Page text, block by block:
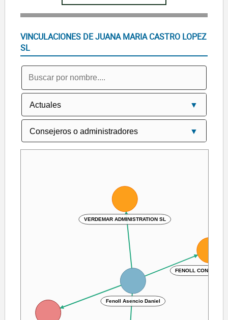
VINCULACIONES DE JUANA MARIA CASTRO LOPEZ
SL
Fenoll Asencio Daniel
VERDEMAR ADMINISTRATION SL
FENOLL